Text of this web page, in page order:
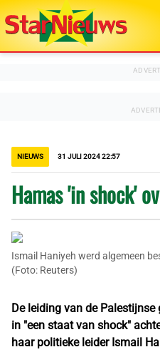
NIEUWS 31 JULI 2024 22:57
Hamas 'in shock'
Ismail Haniyeh werd algemeen
(Foto: Reuters)
De leiding van de
in "een staat van shock"
haar politieke leider Ismail